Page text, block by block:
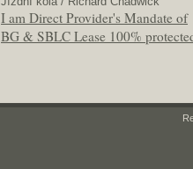
I am Direct Provider's Mandate of
BG & SBLC Lease 100%